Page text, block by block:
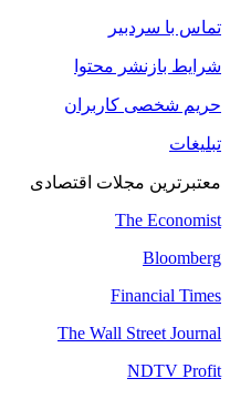
تماس با سردبیر
شرایط بازنشر محتوا
حریم شخصی کاربران
تبلیغات
معتبرترین مجلات اقتصادی
The Economist
Bloomberg
Financial Times
The Wall Street Journal
NDTV Profit